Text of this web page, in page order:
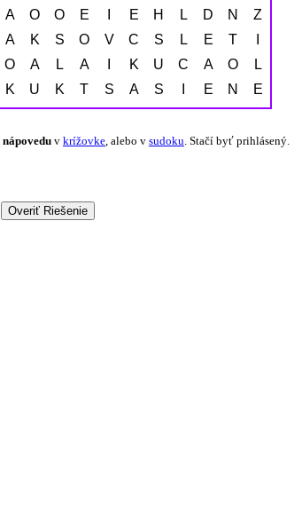
A O O E E H L D N
Z
A K Š O V Č S L É T
O A L A K U C A O
L
K U K Ť S A S E N E
nápovedu v krížovke , alebo v sudoku . Stačí byť prihlásený.